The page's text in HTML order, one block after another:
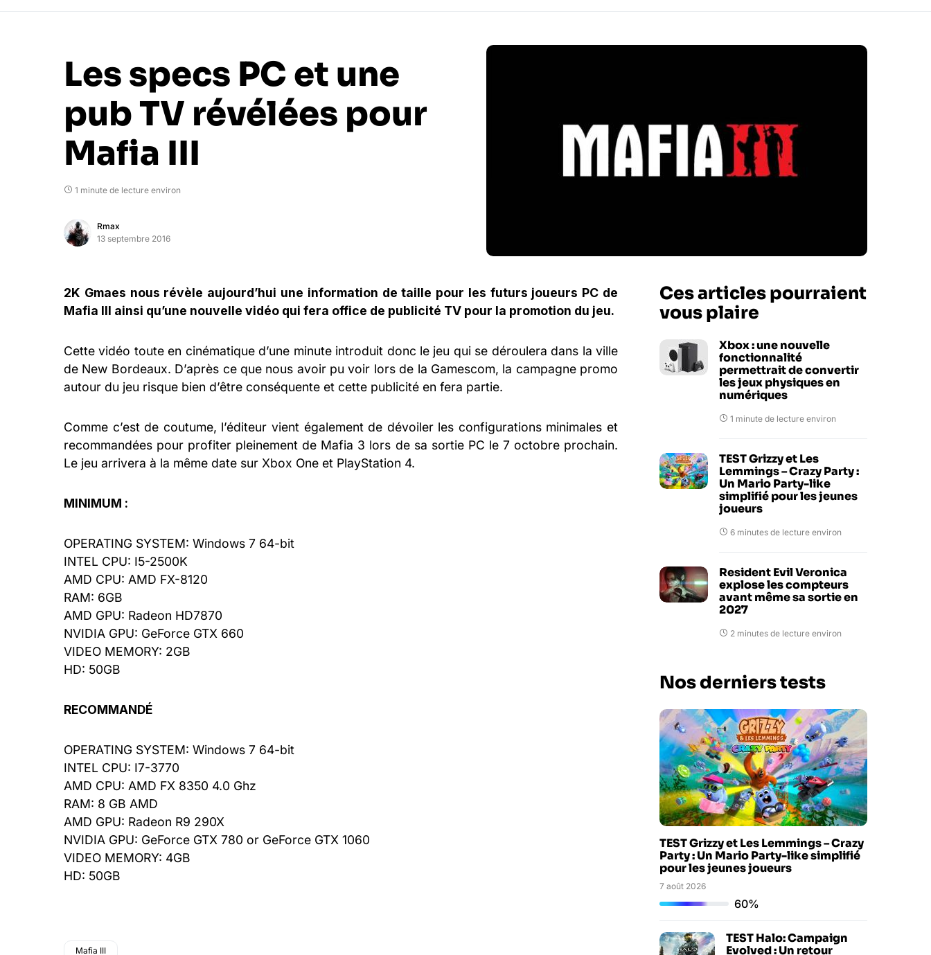
Les specs PC et une
pub TV révélées pour
Mafia III
1 minute de lecture environ
Rmax
13 septembre 2016
2K Gmaes nous révèle aujourd’hui une information de taille pour les futurs joueurs PC de
Mafia III ainsi qu’une nouvelle vidéo qui fera office de publicité TV pour la promotion du jeu.
Cette vidéo toute en cinématique d’une minute introduit donc le jeu qui se déroulera dans la ville
de New Bordeaux. D’après ce que nous avoir pu voir lors de la Gamescom, la campagne promo
autour du jeu risque bien d’être conséquente et cette publicité en fera partie.
Comme c’est de coutume, l’éditeur vient également de dévoiler les configurations minimales et
recommandées pour profiter pleinement de Mafia 3 lors de sa sortie PC le 7 octobre prochain.
Le jeu arrivera à la même date sur Xbox One et PlayStation 4.
MINIMUM :
OPERATING SYSTEM: Windows 7 64-bit
INTEL CPU: I5-2500K
AMD CPU: AMD FX-8120
RAM: 6GB
AMD GPU: Radeon HD7870
NVIDIA GPU: GeForce GTX 660
VIDEO MEMORY: 2GB
HD: 50GB
RECOMMANDÉ
OPERATING SYSTEM: Windows 7 64-bit
INTEL CPU: I7-3770
AMD CPU: AMD FX 8350 4.0 Ghz
RAM: 8 GB AMD
AMD GPU: Radeon R9 290X
NVIDIA GPU: GeForce GTX 780 or GeForce GTX 1060
VIDEO MEMORY: 4GB
HD: 50GB
Mafia III
Ces articles pourraient
vous plaire
Xbox : une nouvelle
fonctionnalité
permettrait de convertir
les jeux physiques en
numériques
1 minute de lecture environ
TEST Grizzy et Les
Lemmings – Crazy Party :
Un Mario Party-like
simplifié pour les jeunes
joueurs
6 minutes de lecture environ
Resident Evil Veronica
explose les compteurs
avant même sa sortie en
2027
2 minutes de lecture environ
Nos derniers tests
TEST Grizzy et Les Lemmings – Crazy
Party : Un Mario Party-like simplifié
pour les jeunes joueurs
7 août 2026
60%
TEST Halo: Campaign
Evolved : Un retour